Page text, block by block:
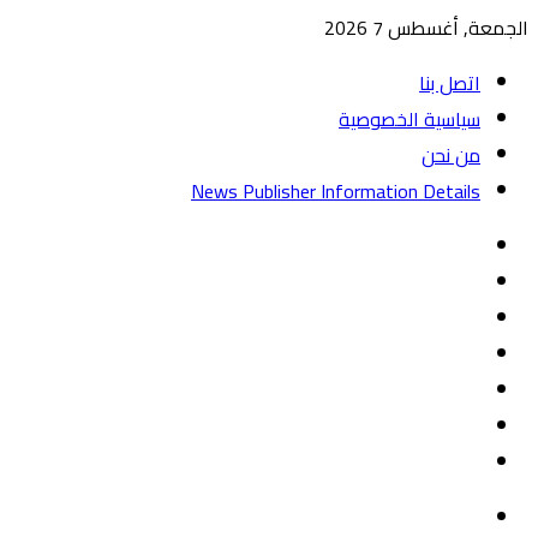
الجمعة, أغسطس 7 2026
اتصل بنا
سياسية الخصوصية
من نحن
News Publisher Information Details